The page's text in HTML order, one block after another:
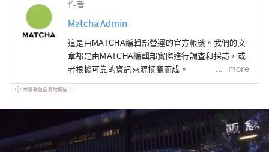
作者
Matcha Admin
這是由MATCHA編輯部營運的官方帳號。我們的文
章都是由MATCHA編輯部實際進行調查和採訪，或
者根據可靠的資訊來源撰寫而成。
more
本服務包含贊助廣告。